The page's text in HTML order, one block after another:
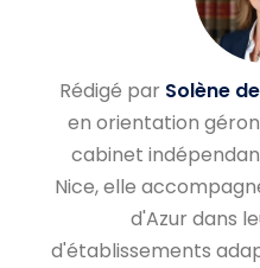
Rédigé par Solène
en orientation
cabinet
Nice, elle
d'Azur dans
d'établissements